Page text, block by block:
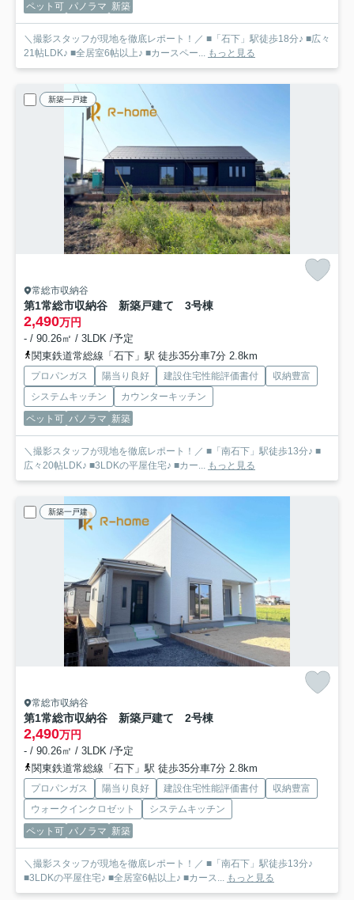
ペット可 パノラマ 新築
＼撮影スタッフが現地を徹底レポート！／ ■「石下」駅徒歩18分♪ ■広々
21帖LDK♪ ■全居室6帖以上♪ ■カースペー... もっと見る
新築一戸建
常総市収納谷
第1常総市収納谷 新築戸建て 3号棟
2,490万円
- / 90.26㎡ / 3LDK /予定
関東鉄道常総線「石下」駅 徒歩35分車7分 2.8km
プロパンガス 陽当り良好 建設住宅性能評価書付
収納豊富
システムキッチン
カウンターキッチン
ペット可 パノラマ 新築
＼撮影スタッフが現地を徹底レポート！／ ■「南石下」駅徒歩13分♪ ■
広々20帖LDK♪ ■3LDKの平屋住宅♪ ■カー... もっと見る
新築一戸建
常総市収納谷
第1常総市収納谷 新築戸建て 2号棟
2,490万円
- / 90.26㎡ / 3LDK /予定
関東鉄道常総線「石下」駅 徒歩35分車7分 2.8km
プロパンガス 陽当り良好 建設住宅性能評価書付
収納豊富
ウォークインクロゼット
システムキッチン
ペット可 パノラマ 新築
＼撮影スタッフが現地を徹底レポート！／ ■「南石下」駅徒歩13分♪
■3LDKの平屋住宅♪ ■全居室6帖以上♪ ■カース... もっと見る